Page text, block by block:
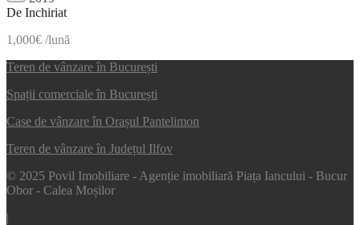
De Inchiriat
1,000€ /lună
Teren de vânzare în București
Spații comerciale în București
Case de vânzare în Orașul Pantelimon
Teren de vânzare în Județul Ilfov
© 2025 Povil Imobiliare - Agenție imobiliară Piața Iancului - Bucur
Obor - Calea Moșilor
|